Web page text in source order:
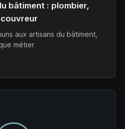
bâtiment : plombier,
aux artisans du bâtiment,
métier.